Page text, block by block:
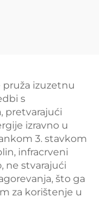
pruža izuzetnu
s
pretvarajući
izravno u
3. stavkom
infracrveni
ne stvarajući
što ga
za korištenje u